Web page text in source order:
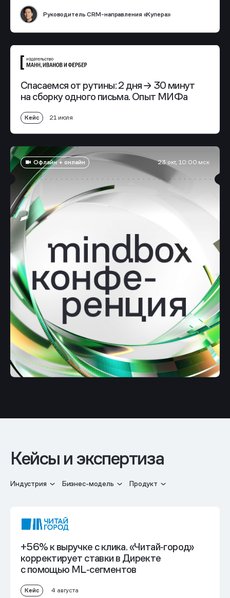
Руководитель CRM-направления «Купера»
Спасаемся от рутины:2 дня → 30 минут
на сборку одного письма. Опыт МИФа
Кейс 21 июля
Офлайн + онлайн 23 окт, 10:00 мск
Кейсы и экспертиза
Индустрия Бизнес-модель Продукт
+56% к выручке с клика. «Читай‑город»
корректирует ставки в Директе
с помощью ML‑сегментов
Кейс 4 августа